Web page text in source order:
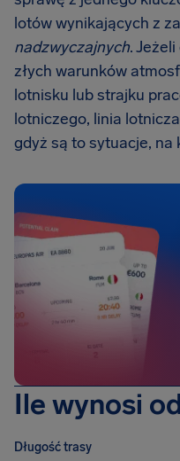
lotów wynikających z
nadzwyczajnych.
złych warunków
lotnisku lub strajku
lotniczego, linia
gdyż są to sytuacje, na
Ile wynosi
Długość trasy